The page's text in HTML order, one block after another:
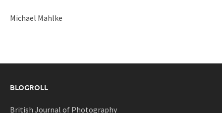
Michael Mahlke
BLOGROLL
British Journal of Photography